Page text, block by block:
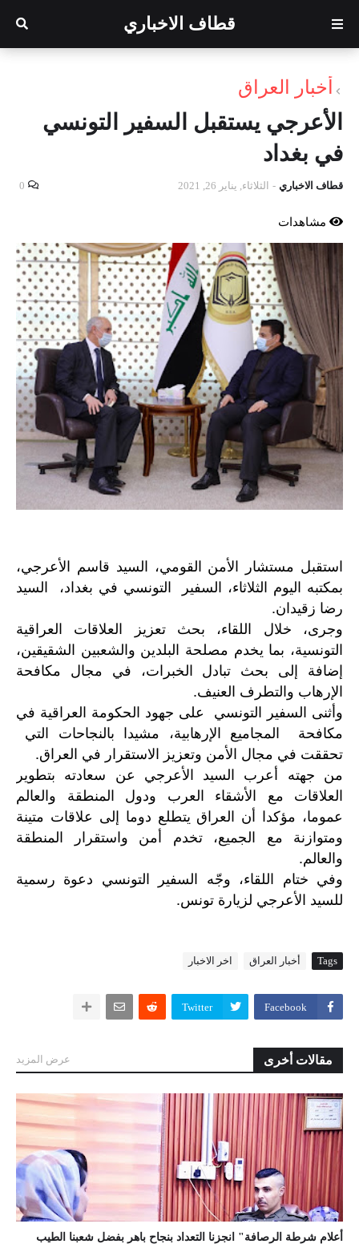
قطاف الاخباري
أخبار العراق
الأعرجي يستقبل السفير التونسي
في بغداد
قطاف الاخباري - الثلاثاء, يناير 26, 2021 0
مشاهدات
استقبل مستشار الأمن القومي، السيد قاسم الأعرجي،
بمكتبه اليوم الثلاثاء، السفير التونسي في بغداد، السيد
رضا زقيدان.
وجرى، خلال اللقاء، بحث تعزيز العلاقات العراقية
التونسية، بما يخدم مصلحة البلدين والشعبين الشقيقين،
إضافة إلى بحث تبادل الخبرات، في مجال مكافحة
الإرهاب والتطرف العنيف.
وأثنى السفير التونسي على جهود الحكومة العراقية في
مكافحة المجاميع الإرهابية، مشيدا بالنجاحات التي
تحققت في مجال الأمن وتعزيز الاستقرار في العراق.
من جهته أعرب السيد الأعرجي عن سعادته بتطوير
العلاقات مع الأشقاء العرب ودول المنطقة والعالم
عموما، مؤكدا أن العراق يتطلع دوما إلى علاقات متينة
ومتوازنة مع الجميع، تخدم أمن واستقرار المنطقة
والعالم.
وفي ختام اللقاء، وجّه السفير التونسي دعوة رسمية
للسيد الأعرجي لزيارة تونس.
Tags أخبار العراق اخر الاخبار
Facebook
Twitter
مقالات أخرى عرض المزيد
أعلام شرطة الرصافة" انجزنا التعداد بنجاح باهر بفضل شعبنا الطيب